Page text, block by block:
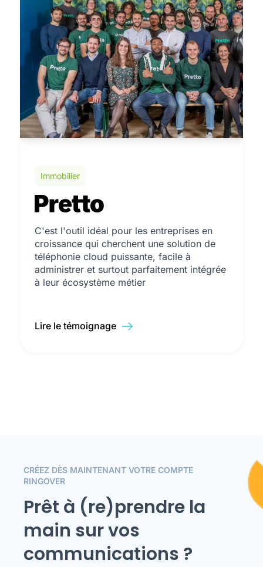
Immobilier
C'est l'outil idéal pour les entreprises en
croissance qui cherchent une solution de
téléphonie cloud puissante, facile à
administrer et surtout parfaitement intégrée
à leur écosystème métier
Lire le témoignage
CRÉEZ DÈS MAINTENANT VOTRE COMPTE
RINGOVER
Prêt à (re)prendre la
main sur vos
communications ?